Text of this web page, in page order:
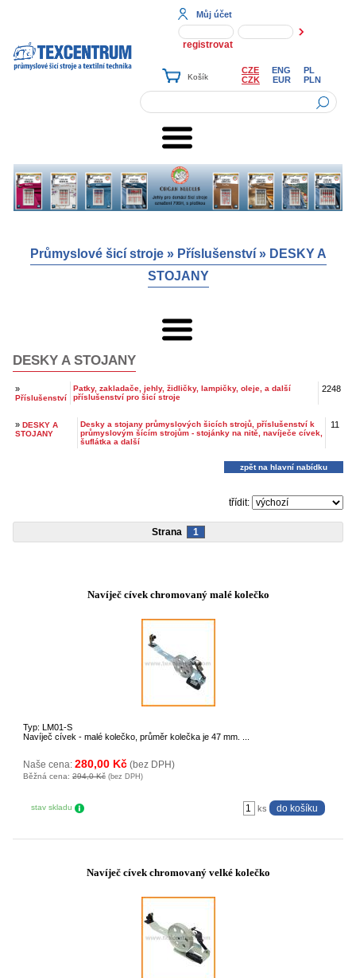
Můj účet
registrovat
CZE ENG
PL
CZK
EUR PLN
Průmyslové šicí stroje» Příslušenství» DESKY A
STOJANY
DESKY A STOJANY
»
Příslušenství
Patky, zakladače, jehly, židličky, lampičky, oleje, a další
příslušenství pro šicí stroje
2248
» DESKY A
STOJANY
Desky a stojany průmyslových šicích strojů, příslušenství k
průmyslovým šícím strojům - stojánky na nitě, navíječe cívek,
šuflátka a další
11
zpět na hlavní nabídku
třídit:
Strana 1
Navíječ cívek chromovaný malé kolečko
Typ: LM01-S
Navíječ cívek - malé kolečko, průměr kolečka je 47 mm. ...
Naše cena: 280,00 Kč (bez DPH)
Běžná cena: 294,0 Kč (bez DPH)
stav skladu ks
Navíječ cívek chromovaný velké kolečko